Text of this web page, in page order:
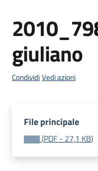
Servizi
Vivere
Canossa
g
giuliano
CondividiVedi azioni
File principale
(PDF - 27,1 KB)